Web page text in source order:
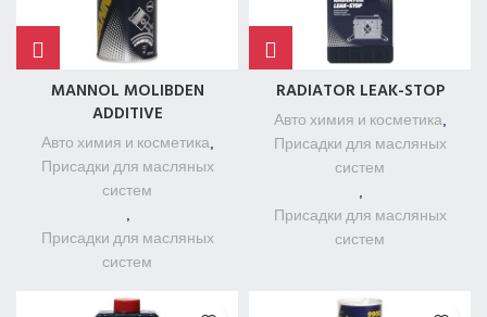
MANNOL MOLIBDEN
ADDITIVE
Авто химия и косметика,
Присадки для масляных
систем
,
Присадки для масляных
систем
RADIATOR LEAK-STOP
Авто химия и косметика,
Присадки для масляных
систем
,
Присадки для масляных
систем